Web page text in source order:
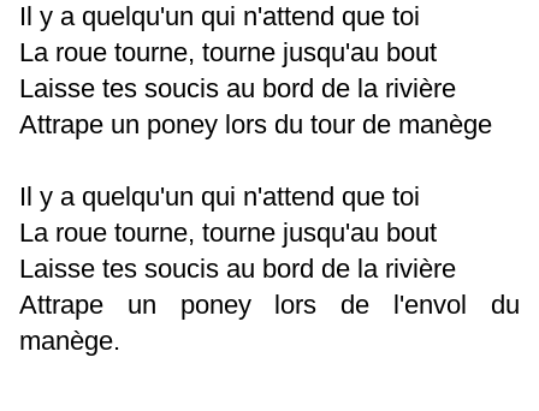
Il y a quelqu'un qui n'attend que toi
La roue tourne, tourne jusqu'au bout
Laisse tes soucis au bord de la rivière
Attrape un poney lors du tour de manège
Il y a quelqu'un qui n'attend que toi
La roue tourne, tourne jusqu'au bout
Laisse tes soucis au bord de la rivière
Attrape un poney lors de l'envol du
manège.